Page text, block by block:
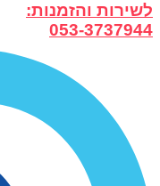
לשירות והזמנות:
053-3737944